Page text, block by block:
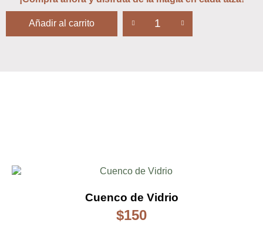
Añadir al carrito
Cuenco de Vidrio
$150